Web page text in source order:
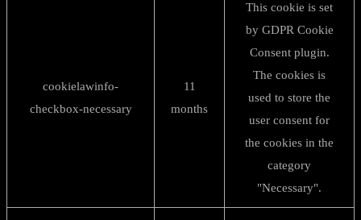
cookielawinfo-
checkbox-necessary
11
months
This cookie is set
by GDPR Cookie
Consent plugin.
The cookies is
used to store the
user consent for
the cookies in the
category
"Necessary".